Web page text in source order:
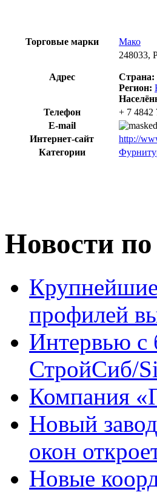
Торговые марки Мако
Адрес
248033,
Страна:
Регион:
Телефон
+ 7 4842
E-mail
Интернет-сайт
http://
Категории
Новости по
профилей
Интервью с
СтройСиб/
Компания
Новый
окон
Новые